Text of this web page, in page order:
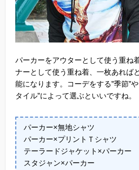
パーカーをアウターとして使う重ね
ナーとして使う重ね着、一枚あれば
能になります。コーデをする”季節”
タイル”によって選ぶといいですね。
パーカー×無地シャツ
パーカー×プリントＴシャツ
テーラードジャケット×パーカー
スタジャン×パーカー